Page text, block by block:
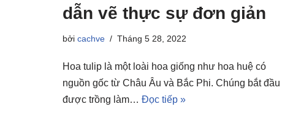
dẫn vẽ thực sự đơn giản
bởi cachve Tháng 5 28, 2022
Hoa tulip là một loài hoa giống như hoa huệ có
nguồn gốc từ Châu Âu và Bắc Phi. Chúng bắt đầu
được trồng làm… Đọc tiếp »